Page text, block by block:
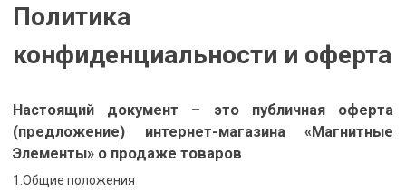
Политика
конфиденциальности и оферта
Настоящий документ – это публичная оферта
(предложение) интернет-магазина «Магнитные
Элементы» о продаже товаров
1.Общие положения